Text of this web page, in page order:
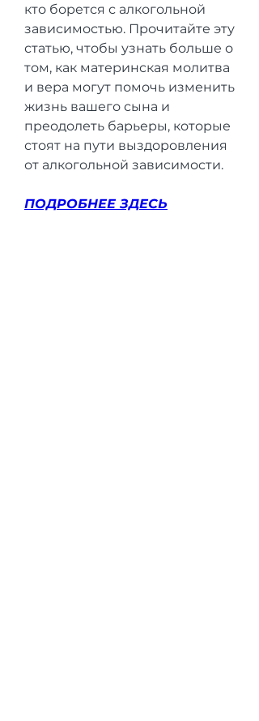
кто борется с алкогольной
зависимостью. Прочитайте эту
статью, чтобы узнать больше о
том, как материнская молитва
и вера могут помочь изменить
жизнь вашего сына и
преодолеть барьеры, которые
стоят на пути выздоровления
от алкогольной зависимости.
ПОДРОБНЕЕ ЗДЕСЬ